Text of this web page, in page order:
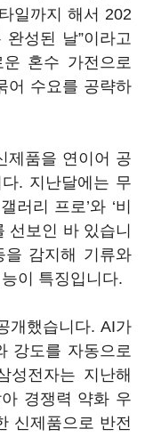
일까지 해서 202
성된 날”이라고
운 혼수 가전으로
어 수요를 공략하
제품을 연이어 공
. 지난달에는 무
러리 프로’와 ‘비
선보인 바 있습니
감지해 기류와
이 특징입니다.
개했습니다. AI가
강도를 자동으로
성전자는 지난해
경쟁력 약화 우
신제품으로 반전